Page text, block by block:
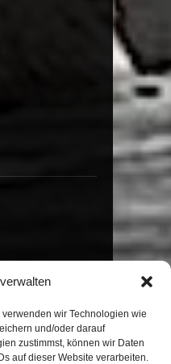
wir Technologien wie
und/oder darauf
zustimmst, können wir Daten
auf dieser Website verarbeiten.